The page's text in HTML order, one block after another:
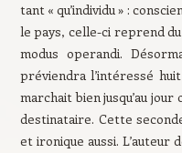
tant « qu’individu » :
le pays, celle-ci reprend
modus operandi.
préviendra l’intéressé
marchait bien jusqu’au
destinataire. Cette
et ironique aussi. L’auteur